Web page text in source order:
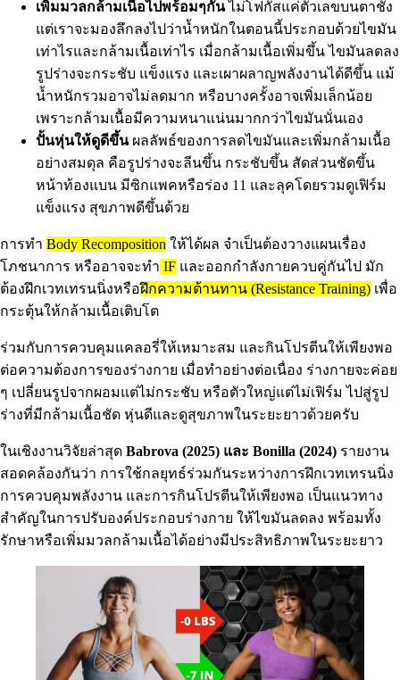
เพิ่มมวลกล้ามเนื้อไปพร้อมๆกันไม่โฟกัสแค่ตัวเลขบนตาชั่ง
แต่เราจะมองลึกลงไปว่าน้ำหนักในตอนนี้ประกอบด้วยไขมัน
เท่าไรและกล้ามเนื้อเท่าไร เมื่อกล้ามเนื้อเพิ่มขึ้น ไขมันลดลง
รูปร่างจะกระชับ แข็งแรง และเผาผลาญพลังงานได้ดีขึ้น แม้
น้ำหนักรวมอาจไม่ลดมาก หรือบางครั้งอาจเพิ่มเล็กน้อย
เพราะกล้ามเนื้อมีความหนาแน่นมากกว่าไขมันนั่นเอง
ปั้นหุ่นให้ดูดีขึ้นผลลัพธ์ของการลดไขมันและเพิ่มกล้ามเนื้อ
อย่างสมดุล คือรูปร่างจะลีนขึ้น กระชับขึ้น สัดส่วนชัดขึ้น
หน้าท้องแบน มีซิกแพคหรือร่อง 11 และลุคโดยรวมดูเฟิร์ม
แข็งแรง สุขภาพดีขึ้นด้วย
การทำ Body Recomposition ให้ได้ผล จำเป็นต้องวางแผนเรื่อง
โภชนาการ หรืออาจจะทำ IF และออกกำลังกายควบคู่กันไป มัก
ต้องฝึกเวทเทรนนิ่งหรือฝึกความต้านทาน (Resistance Training) เพื่อ
กระตุ้นให้กล้ามเนื้อเติบโต
ร่วมกับการควบคุมแคลอรี่ให้เหมาะสม และกินโปรตีนให้เพียงพอ
ต่อความต้องการของร่างกาย เมื่อทำอย่างต่อเนื่อง ร่างกายจะค่อย
ๆ เปลี่ยนรูปจากผอมแต่ไม่กระชับ หรือตัวใหญ่แต่ไม่เฟิร์ม ไปสู่รูป
ร่างที่มีกล้ามเนื้อชัด หุ่นดีและดูสุขภาพในระยะยาวด้วยครับ
ในเชิงงานวิจัยล่าสุด Babrova (2025) และ Bonilla (2024) รายงาน
สอดคล้องกันว่า การใช้กลยุทธ์ร่วมกันระหว่างการฝึกเวทเทรนนิ่ง
การควบคุมพลังงาน และการกินโปรตีนให้เพียงพอ เป็นแนวทาง
สำคัญในการปรับองค์ประกอบร่างกาย ให้ไขมันลดลง พร้อมทั้ง
รักษาหรือเพิ่มมวลกล้ามเนื้อได้อย่างมีประสิทธิภาพในระยะยาว